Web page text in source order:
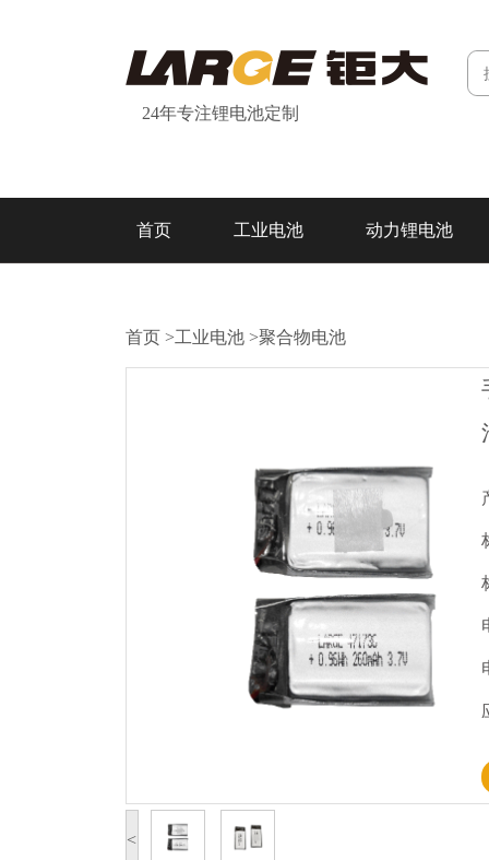
24年专注锂电池定制
首页 工业电池 动力锂电池
首页 >工业电池 >聚合物电池
<